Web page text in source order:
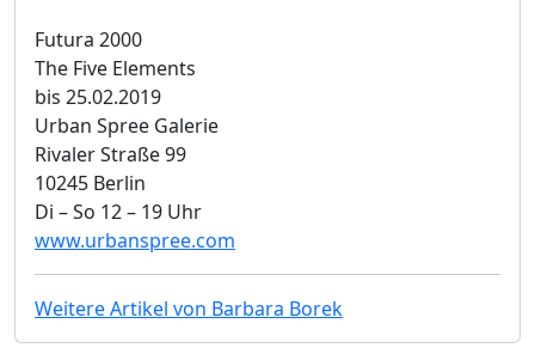
Futura 2000
The Five Elements
bis 25.02.2019
Urban Spree Galerie
Rivaler Straße 99
10245 Berlin
Di – So 12 – 19 Uhr
www.urbanspree.com
Weitere Artikel von Barbara Borek